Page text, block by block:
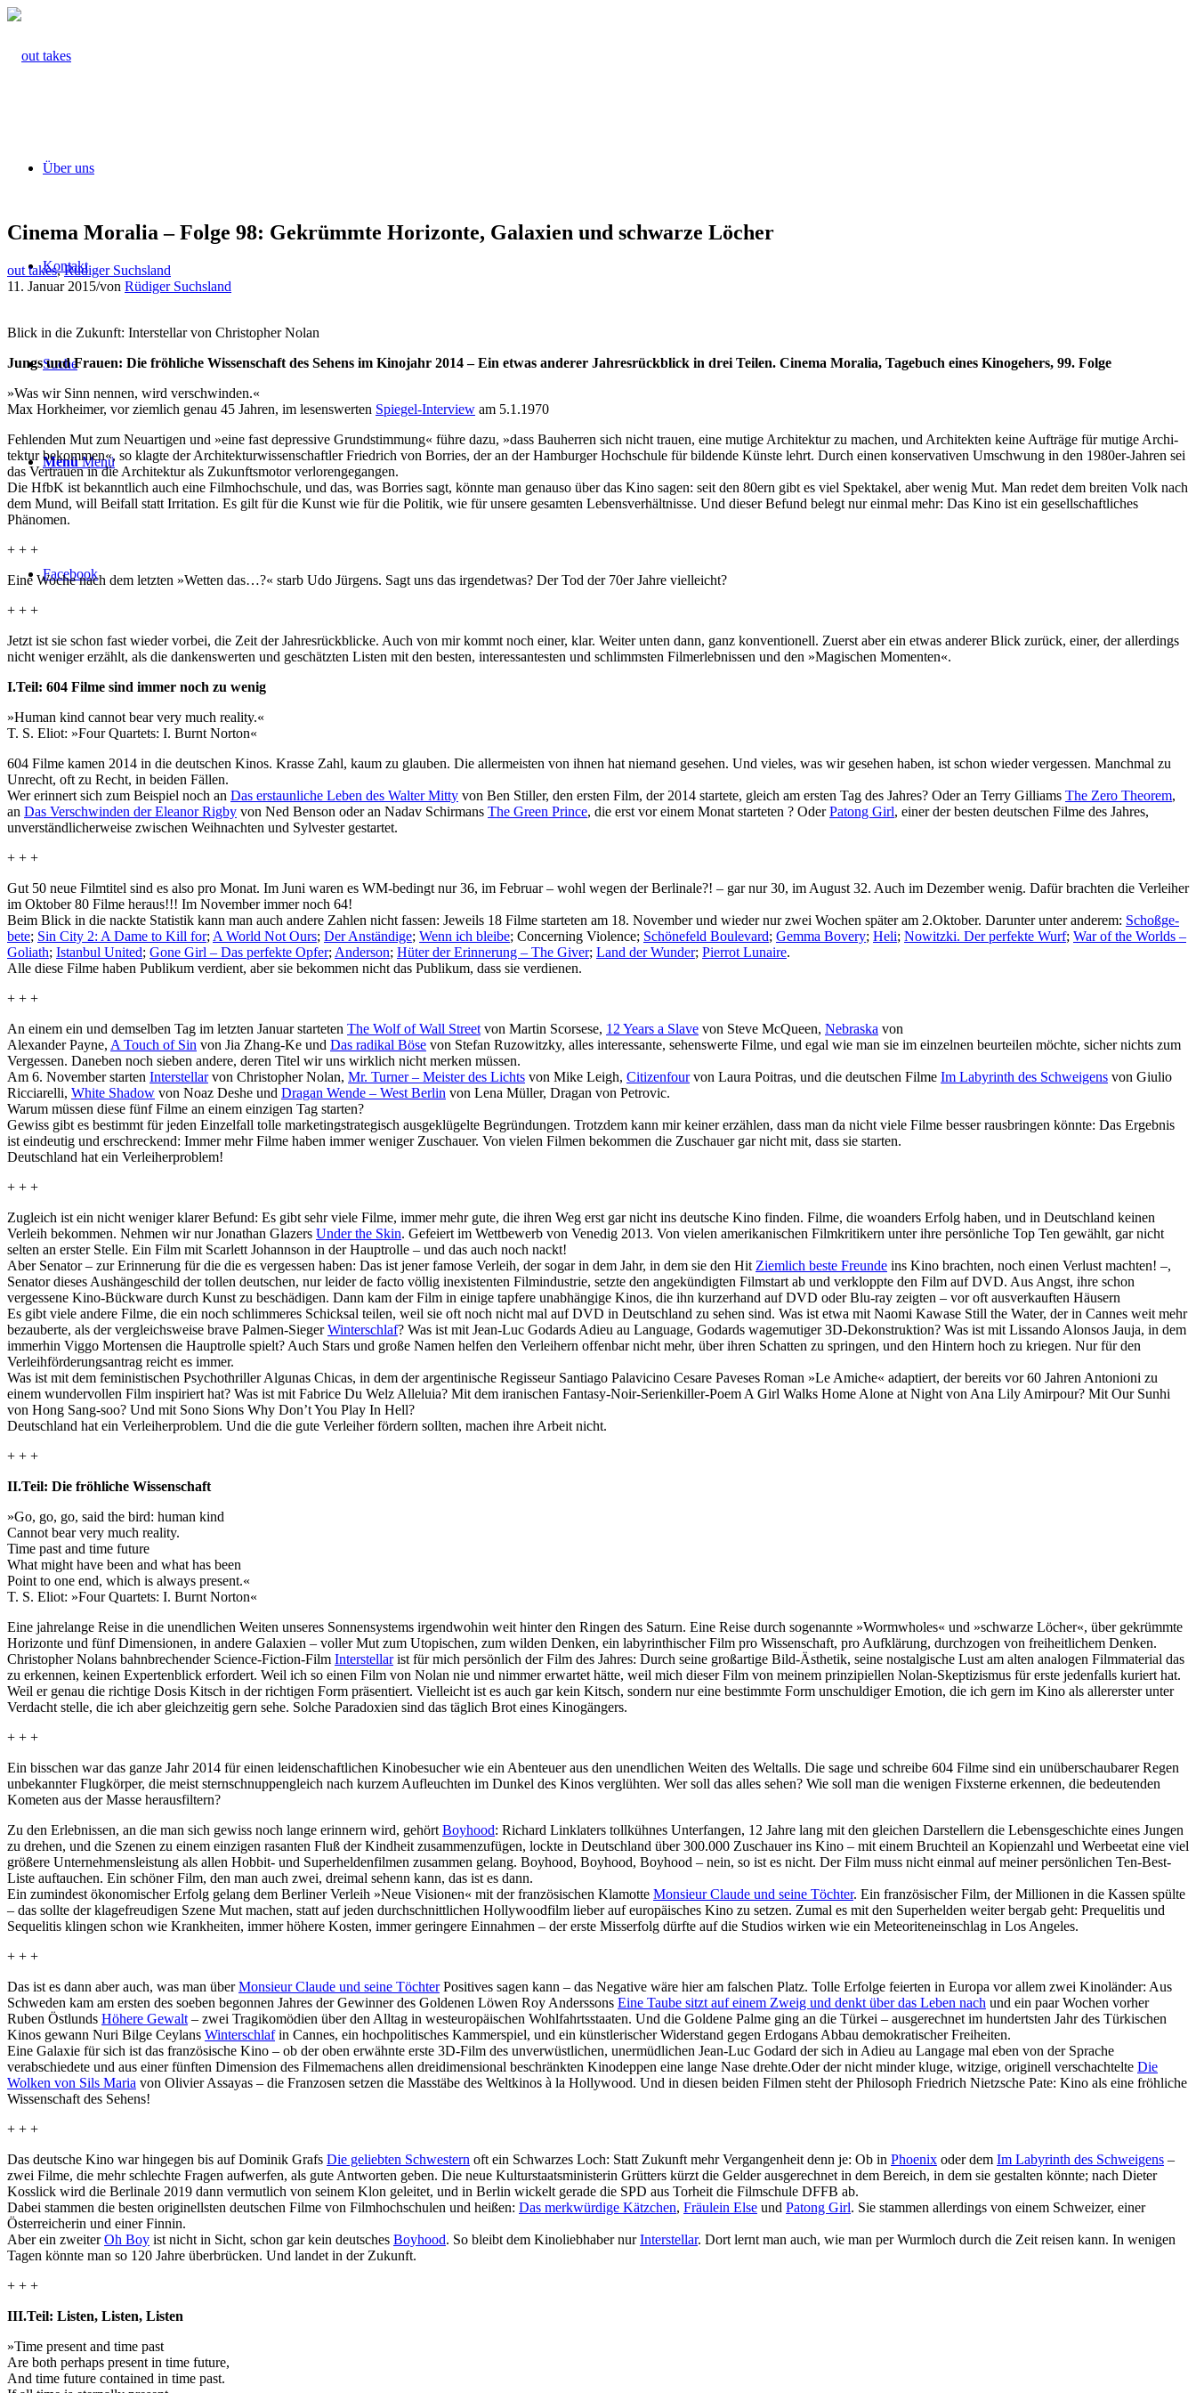
Über uns
Kontakt
Suche
Menü Menü
Facebook
Cinema Moralia – Folge 98: Gekrümmte Horizonte, Galaxien und schwarze Löcher
out takes,Rüdiger Suchsland
11. Januar 2015/von Rüdiger Suchsland
Blick in die Zukunft: Interstellar von Christopher Nolan
Jungs und Frauen: Die fröhliche Wissen­schaft des Sehens im Kinojahr 2014 – Ein etwas anderer Jahres­rück­blick in drei Teilen. Cinema Moralia, Tagebuch eines Kino­ge­hers, 99. Folge
»Was wir Sinn nennen, wird verschwinden.«
Max Horkheimer, vor ziemlich genau 45 Jahren, im lesenswerten Spiegel-Interview am 5.1.1970
Fehlenden Mut zum Neuar­tigen und »eine fast depres­sive Grund­stim­mung« führe dazu, »dass Bauherren sich nicht trauen, eine mutige Archi­tektur zu machen, und Archi­tekten keine Aufträge für mutige Archi­
tektur bekommen«, so klagte der Archi­tek­tur­wis­sen­schaftler Friedrich von Borries, der an der Hamburger Hoch­schule für bildende Künste lehrt. Durch einen konser­va­tiven Umschwung in den 1980er-Jahren sei
das Vertrauen in die Archi­tektur als Zukunfts­motor verlo­ren­ge­gangen.
Die HfbK ist bekanntlich auch eine Filmhochschule, und das, was Borries sagt, könnte man genauso über das Kino sagen: seit den 80ern gibt es viel Spektakel, aber wenig Mut. Man redet dem breiten Volk nach
dem Mund, will Beifall statt Irritation. Es gilt für die Kunst wie für die Politik, wie für unsere gesamten Lebensverhältnisse. Und dieser Befund belegt nur einmal mehr: Das Kino ist ein gesellschaftliches
Phänomen.
+ + +
Eine Woche nach dem letzten »Wetten das…?« starb Udo Jürgens. Sagt uns das irgend­etwas? Der Tod der 70er Jahre viel­leicht?
+ + +
Jetzt ist sie schon fast wieder vorbei, die Zeit der Jahres­rück­blicke. Auch von mir kommt noch einer, klar. Weiter unten dann, ganz konven­tio­nell. Zuerst aber ein etwas anderer Blick zurück, einer, der aller­dings
nicht weniger erzählt, als die dankens­werten und geschät­zten Listen mit den besten, inter­es­san­testen und schlimmsten Film­er­leb­nissen und den »Magischen Momenten«.
I.Teil: 604 Filme sind immer noch zu wenig
»Human kind cannot bear very much reality.«
T. S. Eliot: »Four Quartets: I. Burnt Norton«
604 Filme kamen 2014 in die deutschen Kinos. Krasse Zahl, kaum zu glauben. Die aller­meisten von ihnen hat niemand gesehen. Und vieles, was wir gesehen haben, ist schon wieder vergessen. Manchmal zu
Unrecht, oft zu Recht, in beiden Fällen.
Wer erinnert sich zum Beispiel noch an Das erstaun­liche Leben des Walter Mitty von Ben Stiller, den ersten Film, der 2014 startete, gleich am ersten Tag des Jahres? Oder an Terry Gilliams The Zero Theorem,
an Das Verschwinden der Eleanor Rigby von Ned Benson oder an Nadav Schirmans The Green Prince, die erst vor einem Monat starteten ? OderPatong Girl, einer der besten deutschen Filme des Jahres,
unverständlicherweise zwischen Weihnachten und Sylvester gestartet.
+ + +
Gut 50 neue Filmtitel sind es also pro Monat. Im Juni waren es WM-bedingt nur 36, im Februar – wohl wegen der Berlinale?! – gar nur 30, im August 32. Auch im Dezember wenig. Dafür brachten die Verleiher
im Oktober 80 Filme heraus!!! Im November immer noch 64!
Beim Blick in die nackte Statistik kann man auch andere Zahlen nicht fassen: Jeweils 18 Filme starteten am 18. November und wieder nur zwei Wochen später am 2.Oktober. Darunter unter anderem: Schoß­ge­
bete; Sin City 2: A Dame to Kill for; A World Not Ours; Der Anstän­dige; Wenn ich bleibe; Concerning Violence; Schö­ne­feld Boulevard; Gemma Bovery; Heli; Nowitzki. Der perfekte Wurf; War of the Worlds –
Goliath; Istanbul United; Gone Girl – Das perfekte Opfer; Anderson; Hüter der Erin­ne­rung – The Giver; Land der Wunder; Pierrot Lunaire.
Alle diese Filme haben Publikum verdient, aber sie bekommen nicht das Publikum, dass sie verdienen.
+ + +
An einem ein und demselben Tag im letzten Januar starteten The Wolf of Wall Street von Martin Scorsese, 12 Years a Slave von Steve McQueen, Nebraska von
Alexander Payne, A Touch of Sin von Jia Zhang-Ke und Das radikal Böse von Stefan Ruzo­witzky, alles inter­es­sante, sehens­werte Filme, und egal wie man sie im einzelnen beur­teilen möchte, sicher nichts zum
Vergessen. Daneben noch sieben andere, deren Titel wir uns wirklich nicht merken müssen.
Am 6. November starten Inter­stellarvon Christopher Nolan, Mr. Turner – Meister des Lichts von Mike Leigh, Citiz­en­fourvon Laura Poitras, und die deutschen Filme Im Labyrinth des Schwei­gens von Giulio
Ricciarelli, White Shadow von Noaz Deshe und Dragan Wende – West Berlin von Lena Müller, Dragan von Petrovic.
Warum müssen diese fünf Filme an einem einzigen Tag starten?
Gewiss gibt es bestimmt für jeden Einzelfall tolle marketingstrategisch ausgeklügelte Begründungen. Trotzdem kann mir keiner erzählen, dass man da nicht viele Filme besser rausbringen könnte: Das Ergebnis
ist eindeutig und erschreckend: Immer mehr Filme haben immer weniger Zuschauer. Von vielen Filmen bekommen die Zuschauer gar nicht mit, dass sie starten.
Deutschland hat ein Verleiherproblem!
+ + +
Zugleich ist ein nicht weniger klarer Befund: Es gibt sehr viele Filme, immer mehr gute, die ihren Weg erst gar nicht ins deutsche Kino finden. Filme, die woanders Erfolg haben, und in Deutsch­land keinen
Verleih bekommen. Nehmen wir nur Jonathan Glazers Under the Skin. Gefeiert im Wett­be­werb von Venedig 2013. Von vielen ameri­ka­ni­schen Film­kri­ti­kern unter ihre persön­liche Top Ten gewählt, gar nicht
selten an erster Stelle. Ein Film mit Scarlett Johannson in der Haupt­rolle – und das auch noch nackt!
Aber Senator – zur Erinnerung für die die es vergessen haben: Das ist jener famose Verleih, der sogar in dem Jahr, in dem sie den Hit Ziemlich beste Freunde ins Kino brachten, noch einen Verlust machten! –,
Senator dieses Aushängeschild der tollen deutschen, nur leider de facto völlig inexistenten Filmindustrie, setzte den angekündigten Filmstart ab und verkloppte den Film auf DVD. Aus Angst, ihre schon
vergessene Kino-Bückware durch Kunst zu beschädigen. Dann kam der Film in einige tapfere unabhängige Kinos, die ihn kurzerhand auf DVD oder Blu-ray zeigten – vor oft ausverkauften Häusern
Es gibt viele andere Filme, die ein noch schlimmeres Schicksal teilen, weil sie oft noch nicht mal auf DVD in Deutschland zu sehen sind. Was ist etwa mit Naomi Kawase Still the Water, der in Cannes weit mehr
bezauberte, als der vergleichsweise brave Palmen-SiegerWinter­schlaf? Was ist mit Jean-Luc Godards Adieu au Language, Godards wagemutiger 3D-Dekonstruktion? Was ist mit Lissando Alonsos Jauja, in dem
immerhin Viggo Mortensen die Hauptrolle spielt? Auch Stars und große Namen helfen den Verleihern offenbar nicht mehr, über ihren Schatten zu springen, und den Hintern hoch zu kriegen. Nur für den
Verleihförderungsantrag reicht es immer.
Was ist mit dem feministischen PsychothrillerAlgunas Chicas, in dem der argentinische Regisseur Santiago Palavicino Cesare Paveses Roman »Le Amiche« adaptiert, der bereits vor 60 Jahren Antonioni zu
einem wundervollen Film inspiriert hat? Was ist mit Fabrice Du Welz Alleluia? Mit dem iranischen Fantasy-Noir-Serienkiller-Poem A Girl Walks Home Alone at Night von Ana Lily Amirpour? Mit Our Sunhi
von Hong Sang-soo? Und mit Sono Sions Why Don’t You Play In Hell?
Deutschland hat ein Verleiherproblem. Und die die gute Verleiher fördern sollten, machen ihre Arbeit nicht.
+ + +
II.Teil: Die fröhliche Wissen­schaft
»Go, go, go, said the bird: human kind
Cannot bear very much reality.
Time past and time future
What might have been and what has been
Point to one end, which is always present.«
T. S. Eliot: »Four Quartets: I. Burnt Norton«
Eine jahre­lange Reise in die unend­li­chen Weiten unseres Sonnen­sys­tems irgend­wohin weit hinter den Ringen des Saturn. Eine Reise durch soge­nannte »Wormw­holes« und »schwarze Löcher«, über gekrümmte
Horizonte und fünf Dimen­sionen, in andere Galaxien – voller Mut zum Utopi­schen, zum wilden Denken, ein laby­rin­thi­scher Film pro Wissen­schaft, pro Aufklä­rung, durch­zogen von frei­heit­li­chem Denken.
Christopher Nolans bahnbrechender Science-Fiction-Film Inter­stellarist für mich persönlich der Film des Jahres: Durch seine großartige Bild-Ästhetik, seine nostalgische Lust am alten analogen Filmmaterial das
zu erkennen, keinen Expertenblick erfordert. Weil ich so einen Film von Nolan nie und nimmer erwartet hätte, weil mich dieser Film von meinem prinzipiellen Nolan-Skeptizismus für erste jedenfalls kuriert hat.
Weil er genau die richtige Dosis Kitsch in der richtigen Form präsentiert. Vielleicht ist es auch gar kein Kitsch, sondern nur eine bestimmte Form unschuldiger Emotion, die ich gern im Kino als allererster unter
Verdacht stelle, die ich aber gleichzeitig gern sehe. Solche Paradoxien sind das täglich Brot eines Kinogängers.
+ + +
Ein bisschen war das ganze Jahr 2014 für einen leiden­schaft­li­chen Kino­be­su­cher wie ein Abenteuer aus den unend­li­chen Weiten des Weltalls. Die sage und schreibe 604 Filme sind ein unüber­schau­barer Regen
unbe­kannter Flug­körper, die meist stern­schnup­pengleich nach kurzem Aufleuchten im Dunkel des Kinos verglühten. Wer soll das alles sehen? Wie soll man die wenigen Fixsterne erkennen, die bedeu­tenden
Kometen aus der Masse heraus­fil­tern?
Zu den Erleb­nissen, an die man sich gewiss noch lange erinnern wird, gehört Boyhood: Richard Linkla­ters toll­kühnes Unter­fangen, 12 Jahre lang mit den gleichen Darstel­lern die Lebens­ge­schichte eines Jungen
zu drehen, und die Szenen zu einem einzigen rasanten Fluß der Kindheit zusam­men­zufügen, lockte in Deutsch­land über 300.000 Zuschauer ins Kino – mit einem Bruchteil an Kopi­en­zahl und Werbeetat eine viel
größere Unter­neh­mens­leis­tung als allen Hobbit- und Super­hel­den­filmen zusammen gelang. Boyhood, Boyhood, Boyhood – nein, so ist es nicht. Der Film muss nicht einmal auf meiner persön­li­chen Ten-Best-
Liste auftau­chen. Ein schöner Film, den man auch zwei, dreimal sehenn kann, das ist es dann.
Ein zumindest ökonomischer Erfolg gelang dem Berliner Verleih »Neue Visionen« mit der französischen Klamotte Monsieur Claude und seine Töchter. Ein französischer Film, der Millionen in die Kassen spülte
– das sollte der klagefreudigen Szene Mut machen, statt auf jeden durchschnittlichen Hollywoodfilm lieber auf europäisches Kino zu setzen. Zumal es mit den Superhelden weiter bergab geht: Prequelitis und
Sequelitis klingen schon wie Krankheiten, immer höhere Kosten, immer geringere Einnahmen – der erste Misserfolg dürfte auf die Studios wirken wie ein Meteoriteneinschlag in Los Angeles.
+ + +
Das ist es dann aber auch, was man überMonsieur Claude und seine TöchterPositives sagen kann – das Negative wäre hier am falschen Platz. Tolle Erfolge feierten in Europa vor allem zwei Kinoländer: Aus
Schweden kam am ersten des soeben begonnen Jahres der Gewinner des Goldenen Löwen Roy Anders­sons Eine Taube sitzt auf einem Zweig und denkt über das Leben nach und ein paar Wochen vorher
Ruben Östlunds Höhere Gewalt – zwei Tragi­komö­dien über den Alltag in west­eu­ropäi­schen Wohl­fahrts­staaten. Und die Goldene Palme ging an die Türkei – ausge­rechnet im hundertsten Jahr des Türki­schen
Kinos gewann Nuri Bilge Ceylans Winter­schlafin Cannes, ein hoch­po­li­ti­sches Kammer­spiel, und ein künst­le­ri­scher Wider­stand gegen Erdogans Abbau demo­kra­ti­scher Frei­heiten.
Eine Galaxie für sich ist das französische Kino – ob der oben erwähnte erste 3D-Film des unverwüstlichen, unermüdlichen Jean-Luc Godard der sich in Adieu au Langage mal eben von der Sprache
verabschiedete und aus einer fünften Dimension des Filmemachens allen dreidimensional beschränkten Kinodeppen eine lange Nase drehte.Oder der nicht minder kluge, witzige, originell verschachtelte Die
Wolken von Sils Maria von Olivier Assayas – die Franzosen setzen die Masstäbe des Weltkinos à la Hollywood. Und in diesen beiden Filmen steht der Philosoph Friedrich Nietzsche Pate: Kino als eine fröhliche
Wissenschaft des Sehens!
+ + +
Das deutsche Kino war hingegen bis auf Dominik Grafs Die geliebten Schwes­tern oft ein Schwarzes Loch: Statt Zukunft mehr Vergan­gen­heit denn je: Ob in Phoenix oder dem Im Labyrinth des Schwei­gens –
zwei Filme, die mehr schlechte Fragen aufwerfen, als gute Antworten geben. Die neue Kultur­staats­mi­nis­terin Grütters kürzt die Gelder ausge­rechnet in dem Bereich, in dem sie gestalten könnte; nach Dieter
Kosslick wird die Berlinale 2019 dann vermut­lich von seinem Klon geleitet, und in Berlin wickelt gerade die SPD aus Torheit die Film­schule DFFB ab.
Dabei stammen die besten originellsten deutschen Filme von Filmhochschulen und heißen: Das merk­wür­dige Kätzchen, Fräulein Else und Patong Girl. Sie stammen allerdings von einem Schweizer, einer
Österreicherin und einer Finnin.
Aber ein zweiterOh Boy ist nicht in Sicht, schon gar kein deutsches Boyhood. So bleibt dem Kinoliebhaber nurInter­stellar. Dort lernt man auch, wie man per Wurmloch durch die Zeit reisen kann. In wenigen
Tagen könnte man so 120 Jahre überbrücken. Und landet in der Zukunft.
+ + +
III.Teil: Listen, Listen, Listen
»Time present and time past
Are both perhaps present in time future,
And time future contained in time past.